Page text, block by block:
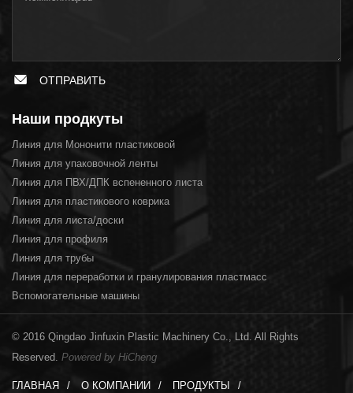
ОТПРАВИТЬ
Наши продкуты
Линия для Мононити пластиковой
Линия для упаковочной ленты
Линия для ПВХ/ДПК вспененного листа
Линия для пластикового коврика
Линия для листа/доски
Линия для профиля
Линия для трубы
Линия для переработки и гранулирования пластмасс
Вспомогательные машины
© 2016 Qingdao Jinfuxin Plastic Machinery Co., Ltd. All Rights
Reserved. Powered by HiCheng
ГЛАВНАЯ О КОМПАНИИ ПРОДУКТЫ